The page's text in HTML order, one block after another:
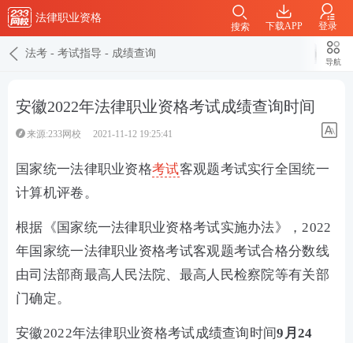
法律职业资格
下载APP 登录
搜索
法考 - 考试指导 - 成绩查询
导航
安徽2022年法律职业资格考试成绩查询时间
来源:233网校 2021-11-12 19:25:41
国家统一法律职业资格考试客观题考试实行全国统一
计算机评卷。
根据《国家统一法律职业资格考试实施办法》，2022
年国家统一法律职业资格考试客观题考试合格分数线
由司法部商最高人民法院、最高人民检察院等有关部
门确定。
安徽2022年法律职业资格考试成绩查询时间9月24